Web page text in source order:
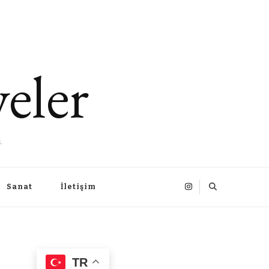
Sanat İletişim
TR